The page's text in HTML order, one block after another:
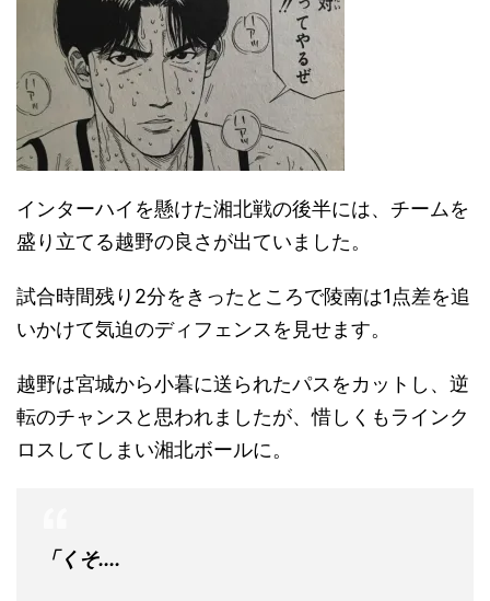
インターハイを懸けた湘北戦の後半には、チームを
盛り立てる越野の良さが出ていました。
試合時間残り2分をきったところで陵南は1点差を追
いかけて気迫のディフェンスを見せます。
越野は宮城から小暮に送られたパスをカットし、逆
転のチャンスと思われましたが、惜しくもラインク
ロスしてしまい湘北ボールに。
「くそ....